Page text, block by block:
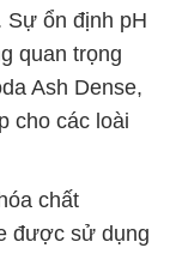
Sự ổn định pH
quan trọng
Ash Dense,
cho các loài
chất
được sử dụng